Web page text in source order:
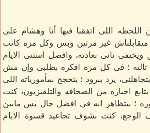
من اللحظه اللى اتفقنا فيها أنا وهشام على
متقابلناش غير مرتين وبس وكل مره كانت
عن ٥دقايق ويختفى تانى بعادته، وافضل استنى الايام
تالته ؛ فى كل مرة افكره بطلبى وإن مش
يرد ببرود ؛ يتحجج بمأمورياته اللى
اخباره من الصحافه والتلفيزيون، كنت
؛ بيتظاهر انه فى افضل حال بس مابين
كنت بشوف تجاعيد قسوة الايام